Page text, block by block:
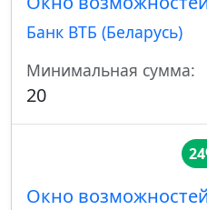
Банк ВТБ (Беларусь)
Минимальная сумма:
20
Окно